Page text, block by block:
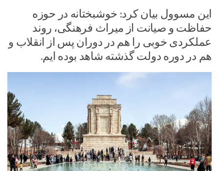
این مسوول بیان کرد: خوشبختانه در حوزه
حفاظت و صیانت از میراث فرهنگی، روند
عملکردی خوبی را هم در دوران پس از انقلاب و
هم در دوره دولت گذشته شاهد بوده ایم.